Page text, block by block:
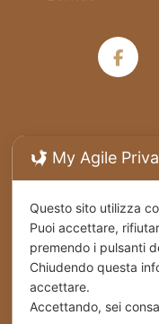
Spedizioni
Cookies
Stabilimento
My Agile
Questo sito utilizza
Puoi accettare,
premendo i pulsanti
Chiudendo questa
accettare.
Accettando, sei